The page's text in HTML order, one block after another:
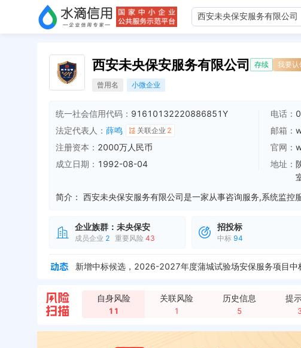
西安未央保安服务有限公司 存续 我要认
曾用名 小微企业
统一社会信用代码： 91610132220886851Y
法定代表人： 薛鸣 关联企业 2
注册资本： 2000万人民币
成立日期： 1992-08-04
电话：
邮箱：
官网：
地址：
简介：
企业族群： 未央保安
成员企业 2 重要风险 43
招投标
中标 94
新增中标，专用管事业部西安基地2026年门卫保安服务项
自身风险
11
关联风险
1
历史信息
5
提